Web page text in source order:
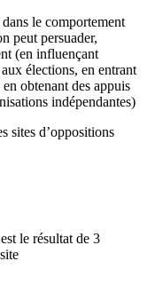
le comportement
peut persuader,
(en influençant
élections, en entrant
obtenant des appuis
indépendantes)
sites d’oppositions
le résultat de 3